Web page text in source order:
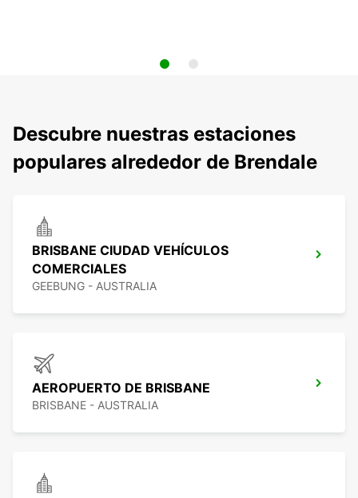
Descubre nuestras estaciones
populares alrededor de Brendale
BRISBANE CIUDAD VEHÍCULOS
COMERCIALES
GEEBUNG - AUSTRALIA
AEROPUERTO DE BRISBANE
BRISBANE - AUSTRALIA